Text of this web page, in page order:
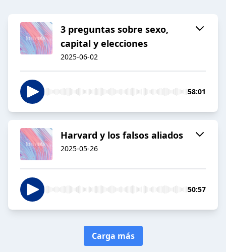
3 preguntas sobre sexo,
capital y elecciones
2025-06-02
58:01
Harvard y los falsos aliados
2025-05-26
50:57
Carga más